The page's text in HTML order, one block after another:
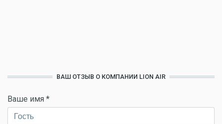
ВАШ ОТЗЫВ О КОМПАНИИ LION AIR
Ваше имя *